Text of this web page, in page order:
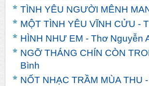
TÌNH YÊU NGƯỜI MÊNH
MỘT TÌNH YÊU VĨNH CỬU -
HÌNH NHƯ EM - Thơ Nguyễn
NGỠ THÁNG CHÍN CÒN
Bình
NỐT NHẠC TRẦM MÙA THU